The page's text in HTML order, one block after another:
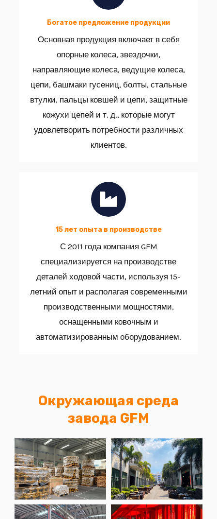
Богатое предложение продукции
Основная продукция включает в себя
опорные колеса, звездочки,
направляющие колеса, ведущие колеса,
цепи, башмаки гусениц, болты, стальные
втулки, пальцы ковшей и цепи, защитные
кожухи цепей и т. д., которые могут
удовлетворить потребности различных
клиентов.
15 лет опыта в производстве
С 2011 года компания GFM
специализируется на производстве
деталей ходовой части, используя 15-
летний опыт и располагая современными
производственными мощностями,
оснащенными ковочным и
автоматизированным оборудованием.
Окружающая среда
завода GFM